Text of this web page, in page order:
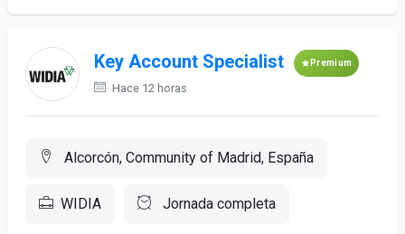
Key Account Specialist Premium
Hace 12 horas
Alcorcón, Community of Madrid, España
WIDIA Jornada completa